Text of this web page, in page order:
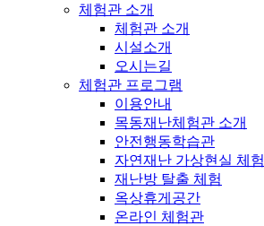
체험관 소개
체험관 소개
시설소개
오시는길
체험관 프로그램
이용안내
목동재난체험관 소개
안전행동학습관
자연재난 가상현실 체험
재난방 탈출 체험
옥상휴게공간
온라인 체험관